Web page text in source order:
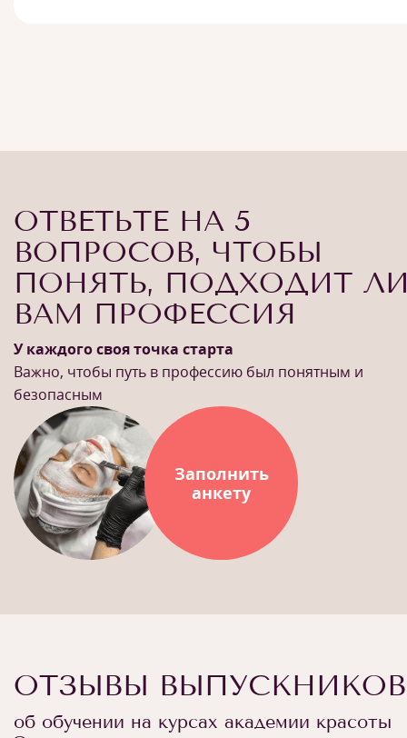
ОТВЕТЬТЕ НА 5
ВОПРОСОВ, ЧТОБЫ
ПОНЯТЬ, ПОДХОДИТ
ВАМ ПРОФЕССИЯ
У каждого своя точка старта
Важно, чтобы путь в профессию был понятным и
безопасным
Заполнить
анкету
ОТЗЫВЫ ВЫПУСКНИКОВ
об обучении на курсах академии красоты